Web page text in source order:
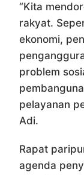
“Kita
rakyat.
ekonomi,
problem
pelayanan
Adi.
Rapat
agenda